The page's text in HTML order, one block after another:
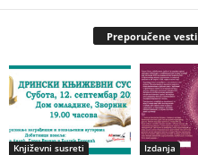
Preporučene vesti
Književni susreti Izdanja